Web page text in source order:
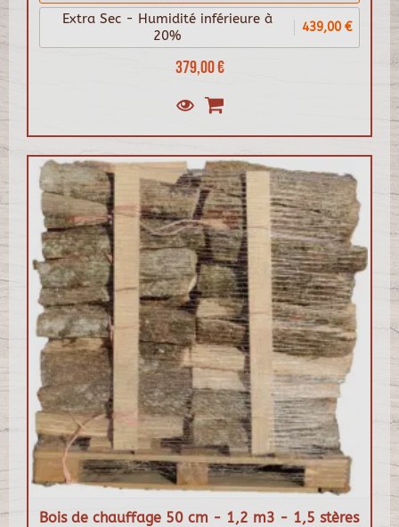
379,00 €
Extra Sec - Humidité inférieure à
20%
439,00 €
Bois de chauffage 50 cm - 1,2 m3 - 1,5 stères